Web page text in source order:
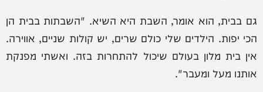
גם בבית, הוא אומר, השבת היא השיא. "השבתות בבית הן
הכי יפות. הילדים שלי כולם שרים, יש קולות שניים, אווירה.
אין בית מלון בעולם שיכול להתחרות בזה. ואשתי מפנקת
אותנו מעל ומעבר".